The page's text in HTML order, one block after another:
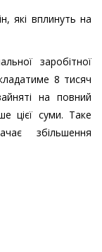
які вплинуть на
заробітної
8 тисяч
на повний
цієї суми. Таке
збільшення